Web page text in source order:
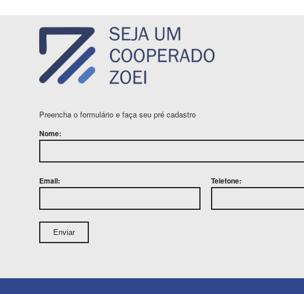
Preencha o formulário e faça seu pré cadastro
Nome:
Email: Telefone: